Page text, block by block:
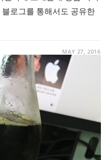
로그를 통해서도 공유한
MAY 27, 2016